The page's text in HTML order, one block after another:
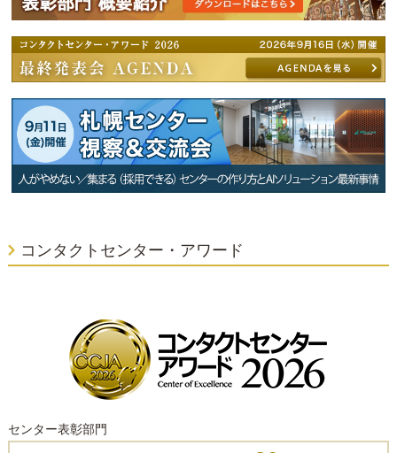
コンタクトセンター・アワード
センター表彰部門